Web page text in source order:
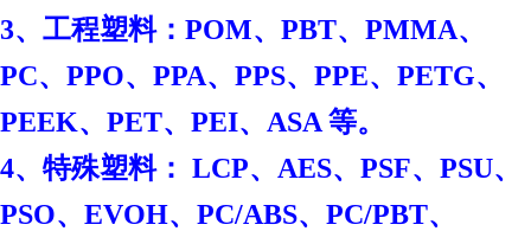
3、工程塑料：POM、PBT、PMMA、
PC、PPO、PPA、PPS、PPE、PETG、
PEEK、PET、PEI、ASA 等。
4、特殊塑料： LCP、AES、PSF、PSU、
PSO、EVOH、PC/ABS、PC/PBT、